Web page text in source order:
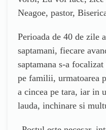
Neagoe, pastor,
Perioada de 40 de zile
saptamani, fiecare
saptamana s-a
pe familii, urmatoarea
a cincea pe tara, iar in
lauda, inchinare si